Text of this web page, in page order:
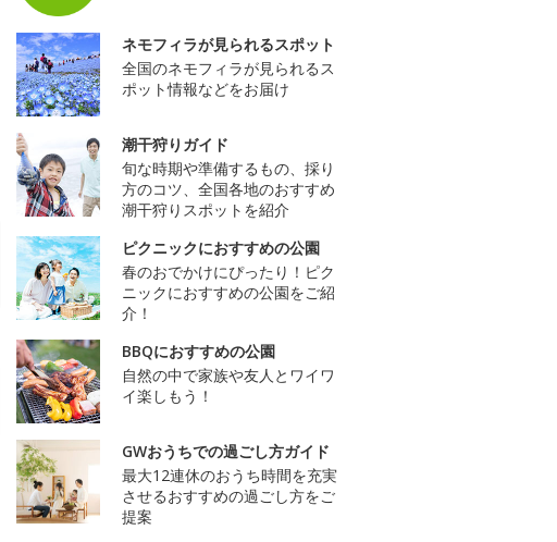
ネモフィラが見られるスポット
全国のネモフィラが見られるス
ポット情報などをお届け
潮干狩りガイド
旬な時期や準備するもの、採り
方のコツ、全国各地のおすすめ
潮干狩りスポットを紹介
ピクニックにおすすめの公園
春のおでかけにぴったり！ピク
ニックにおすすめの公園をご紹
介！
BBQにおすすめの公園
自然の中で家族や友人とワイワ
イ楽しもう！
GWおうちでの過ごし方ガイド
最大12連休のおうち時間を充実
させるおすすめの過ごし方をご
提案